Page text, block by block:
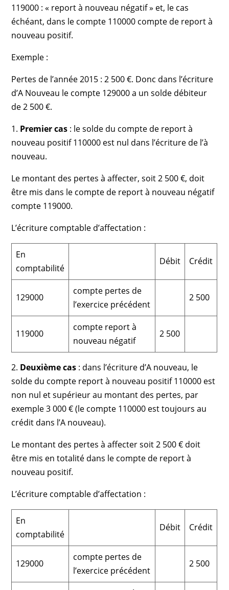
119000 : « report à nouveau négatif » et, le cas
échéant, dans le compte 110000 compte de report à
nouveau positif.
Exemple :
Pertes de l’année 2015 : 2 500 €. Donc dans l’écriture
d’A Nouveau le compte 129000 a un solde débiteur
de 2 500 €.
1. Premier cas : le solde du compte de report à
nouveau positif 110000 est nul dans l’écriture de l’à
nouveau.
Le montant des pertes à affecter, soit 2 500 €, doit
être mis dans le compte de report à nouveau négatif
compte 119000.
L’écriture comptable d’affectation :
En
comptabilité
Débit Crédit
129000
compte pertes de
l’exercice précédent
2 500
119000
compte report à
nouveau négatif
2 500
2. Deuxième cas : dans l’écriture d’A nouveau, le
solde du compte report à nouveau positif 110000 est
non nul et supérieur au montant des pertes, par
exemple 3 000 € (le compte 110000 est toujours au
crédit dans l’A nouveau).
Le montant des pertes à affecter soit 2 500 € doit
être mis en totalité dans le compte de report à
nouveau positif.
L’écriture comptable d’affectation :
En
comptabilité
Débit Crédit
129000
compte pertes de
l’exercice précédent
2 500